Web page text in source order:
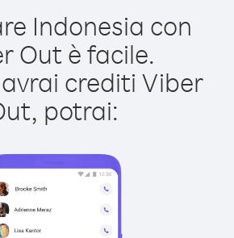
Indonesia con
Out è facile.
crediti Viber
potrai: